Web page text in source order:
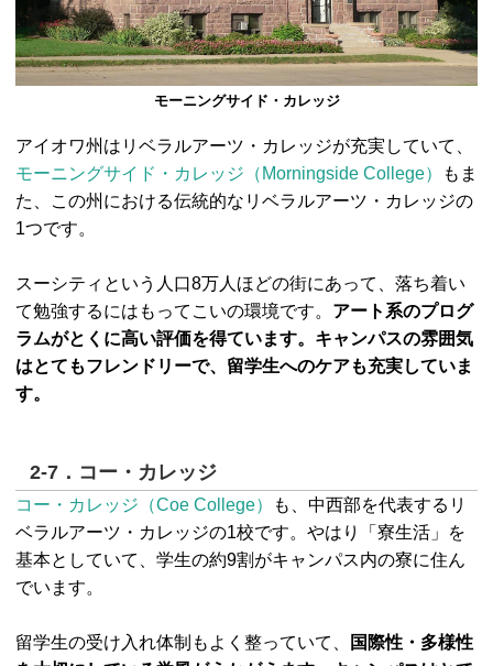
モーニングサイド・カレッジ
アイオワ州はリベラルアーツ・カレッジが充実していて、
モーニングサイド・カレッジ（Morningside College）
もま
た、この州における伝統的なリベラルアーツ・カレッジの
1つです。
スーシティという人口8万人ほどの街にあって、落ち着い
て勉強するにはもってこいの環境です。 アート系のプログ
ラムがとくに高い評価を得ています。キャンパスの雰囲気
はとてもフレンドリーで、留学生へのケアも充実していま
す。
2-7．コー・カレッジ
コー・カレッジ（Coe College）
も、中西部を代表するリ
ベラルアーツ・カレッジの1校です。やはり「寮生活」を
基本としていて、学生の約9割がキャンパス内の寮に住ん
でいます。
留学生の受け入れ体制もよく整っていて、
国際性・多様性